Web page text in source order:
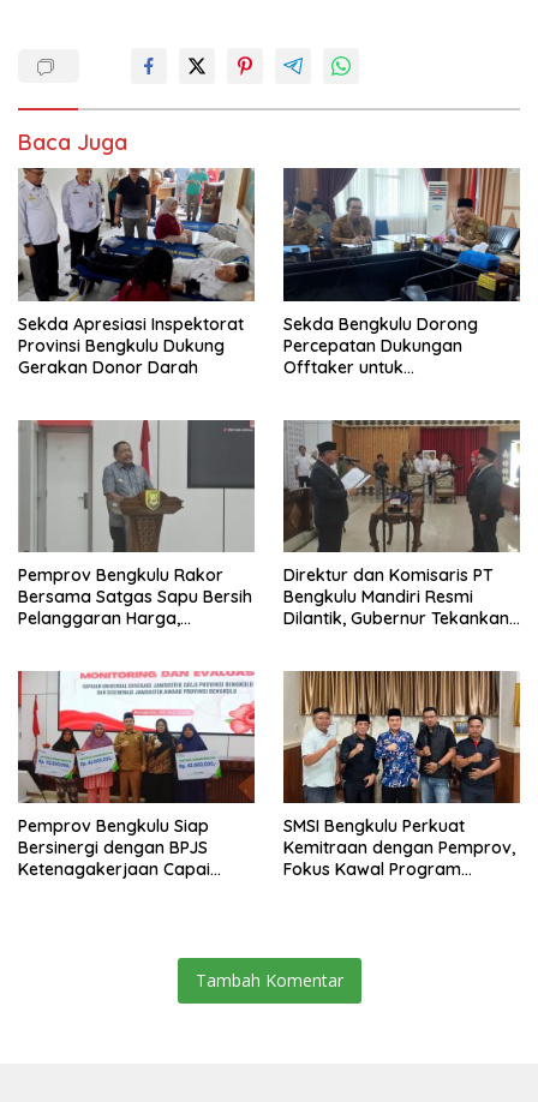
Baca Juga
Sekda Apresiasi Inspektorat
Provinsi Bengkulu Dukung
Gerakan Donor Darah
Sekda Bengkulu Dorong
Percepatan Dukungan
Offtaker untuk
Pemprov Bengkulu Rakor
Bersama Satgas Sapu Bersih
Pelanggaran Harga,
Masih Jadi Sorotan
Direktur dan Komisaris PT
Bengkulu Mandiri Resmi
Dilantik, Gubernur Tekankan
Pemprov Bengkulu Siap
Bersinergi dengan BPJS
Ketenagakerjaan Capai
SMSI Bengkulu Perkuat
Kemitraan dengan Pemprov,
Fokus Kawal Program
Tambah Komentar